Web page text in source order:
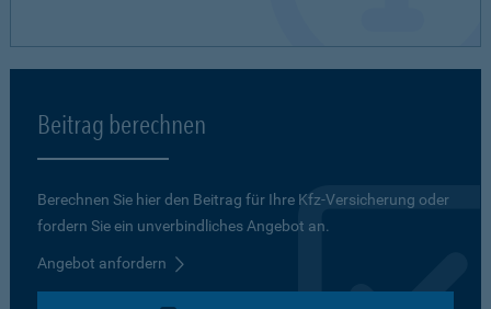
Beitrag berechnen
Berechnen Sie hier den Beitrag für Ihre Kfz-Versicherung oder
fordern Sie ein unverbindliches Angebot an.
Angebot anfordern